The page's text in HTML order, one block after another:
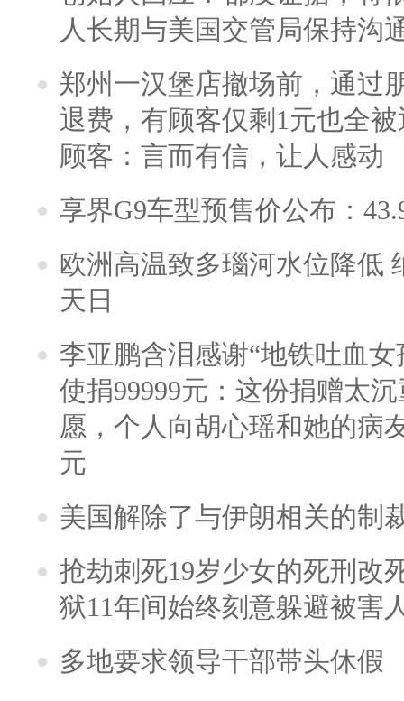
人长期与美国交管局保持沟
郑州一汉堡店撤场前，通过
退费，有顾客仅剩1元也全
顾客：言而有信，让人感动
享界G9车型预售价公布：
欧洲高温致多瑙河水位降低
天日
李亚鹏含泪感谢“地铁吐血
使捐99999元：这份捐赠太
愿，个人向胡心瑶和她的病
元
美国解除了与伊朗相关的制
抢劫刺死19岁少女的死刑改
狱11年间始终刻意躲避被害
多地要求领导干部带头休假